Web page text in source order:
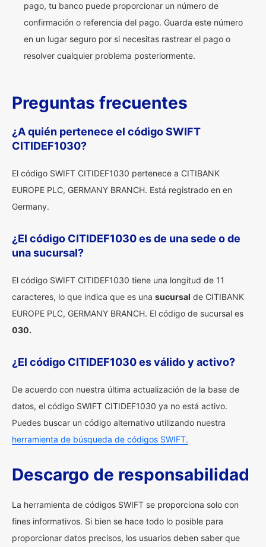
pago, tu banco puede proporcionar un número de
confirmación o referencia del pago. Guarda este número
en un lugar seguro por si necesitas rastrear el pago o
resolver cualquier problema posteriormente.
Preguntas frecuentes
¿A quién pertenece el código SWIFT
CITIDEF1030?
El código SWIFT CITIDEF1030 pertenece a CITIBANK
EUROPE PLC, GERMANY BRANCH. Está registrado en en
Germany.
¿El código CITIDEF1030 es de una sede o de
una sucursal?
El código SWIFT CITIDEF1030 tiene una longitud de 11
caracteres, lo que indica que es una sucursal de CITIBANK
EUROPE PLC, GERMANY BRANCH. El código de sucursal es
030.
¿El código CITIDEF1030 es válido y activo?
De acuerdo con nuestra última actualización de la base de
datos, el código SWIFT CITIDEF1030 ya no está activo.
Puedes buscar un código alternativo utilizando nuestra
herramienta de búsqueda de códigos SWIFT.
Descargo de responsabilidad
La herramienta de códigos SWIFT se proporciona solo con
fines informativos. Si bien se hace todo lo posible para
proporcionar datos precisos, los usuarios deben saber que